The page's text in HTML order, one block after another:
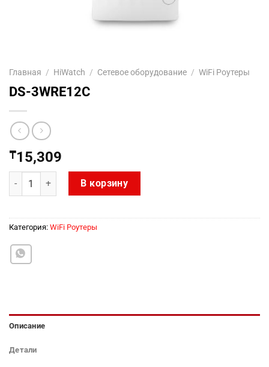
Главная / HiWatch / Сетевое оборудование / WiFi Роутеры
DS-3WRE12C
₸15,309
Количество товара DS-3WRE12C
В корзину
Категория: WiFi Роутеры
Описание
Детали